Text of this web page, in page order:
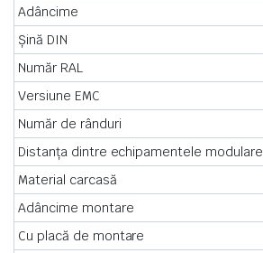
Adâncime
Șină DIN
Număr RAL
Versiune EMC
Număr de rânduri
Distanța dintre echipamentele modulare
Material carcasă
Adâncime montare
Cu placă de montare